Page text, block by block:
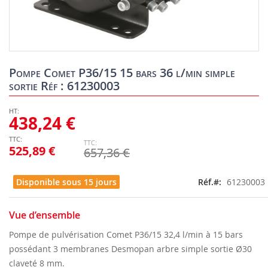
Pompe Comet P36/15 15 bars 36 l/min simple
sortie Réf : 61230003
525,89 €
438,24 €
657,36 €
Disponible sous 15 jours Réf. 61230003
Vue d’ensemble
Pompe de pulvérisation Comet P36/15 32,4 l/min à 15 bars
possédant 3 membranes Desmopan arbre simple sortie Ø30
claveté 8 mm.
to
the
beginning
the
images
gallery